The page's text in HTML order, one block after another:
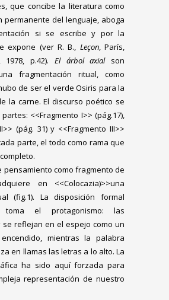
que concibe la literatura como
permanente del lenguaje, aboga
si se escribe y por la
expone (ver R. B., Leçon, París,
1978, p.42). El árbol axialson
fragmentación ritual, como
de ser el verde Osiris para la
la carne. El discurso poético se
<<Fragmento I>> (pág.17),
(pág. 31) y <<Fragmento III>>
parte, el todo como rama que
pensamiento como fragmento de
en <<Colocazia)>>una
(fig.1). La disposición formal
toma el protagonismo: las
se reflejan en el espejo como un
mientras la palabra
en llamas las letras a lo alto. La
ha sido aquí forzada para
representación de nuestro